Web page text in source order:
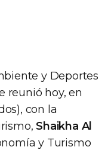
y Deportes
reunió hoy, en
con la
Shaikha Al
y Turismo